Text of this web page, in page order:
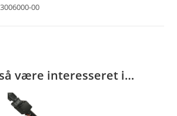
3006000-00
være interesseret i…